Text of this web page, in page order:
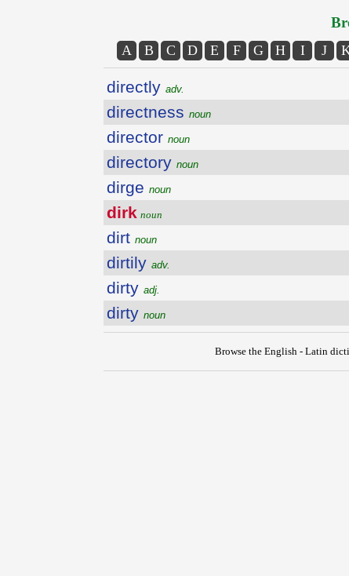
A B C D E F G H I J
directly adv.
directness noun
director noun
directory noun
dirge noun
dirk noun
dirt noun
dirtily adv.
dirty adj.
dirty noun
Browse the English - Latin